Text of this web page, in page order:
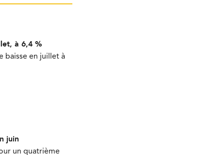
à 6,4 %
baisse en juillet à
juin
un quatrième